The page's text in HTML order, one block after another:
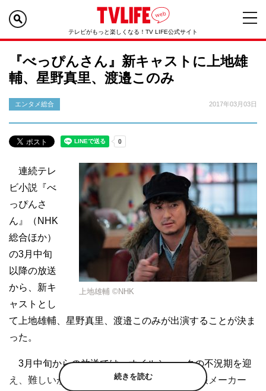
テレビがもっと楽しくなる！TV LIFE公式サイト
『べっぴんさん』新キャストに上地雄
輔、星野真里、渡邉このみ
エンタメ総合 2017年03月03日
上地雄輔 ©NHK
連続テレ
ビ小説『べ
っぴんさ
ん』（NHK
総合ほか）
の3月中旬
以降の放送
から、新キ
ャストとし
て上地雄輔、星野真里、渡邉このみが出演することが決ま
った。
3月中旬からの放送では、オイルショックの不況期を迎
え、難しいかじ取りを迫られながらも、子供服メーカー
続きを読む